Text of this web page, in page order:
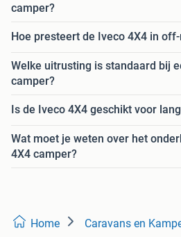
camper?
Hoe presteert de Iveco 4X4 in
Welke uitrusting is standaard bij
camper?
Is de Iveco 4X4 geschikt voor
Wat moet je weten over het
4X4 camper?
Home Caravans en